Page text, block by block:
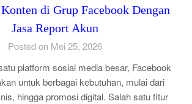
di Grup Facebook Dengan
Jasa Report Akun
Posted on Mei 25, 2026
platform sosial media besar, Facebook
untuk berbagai kebutuhan, mulai dari
hingga promosi digital. Salah satu fitur